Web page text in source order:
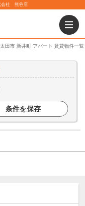
会社 熊谷店
太田市 新井町 アパート 賃貸物件一覧
条件を保存